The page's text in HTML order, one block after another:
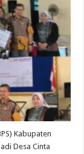
Kabupaten
Desa Cinta